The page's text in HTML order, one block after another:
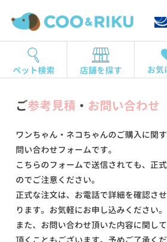
ペット検索 店舗を探す お気
ご参考見積 ・ お問い合わせ
ワンちゃん・ネコちゃんのご購入に関
問い合わせフォームです。
こちらのフォームで送信されても、正
のでご注意ください。
正式な注文は、お電話で詳細を確認さ
ります。お気軽にお申し込みください。
また、お問い合わせ頂いた内容に関し